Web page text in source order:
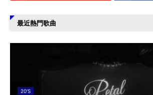
最近熱門歌曲
20'S